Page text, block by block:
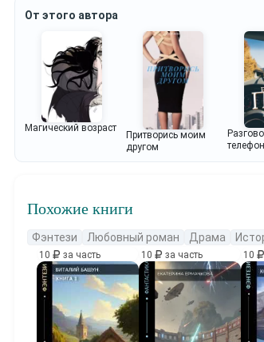
От этого автора
Магический возраст
Притворись моим
другом
Похожие книги
Фэнтези Любовный роман Драма
10 за часть 10 за часть 10